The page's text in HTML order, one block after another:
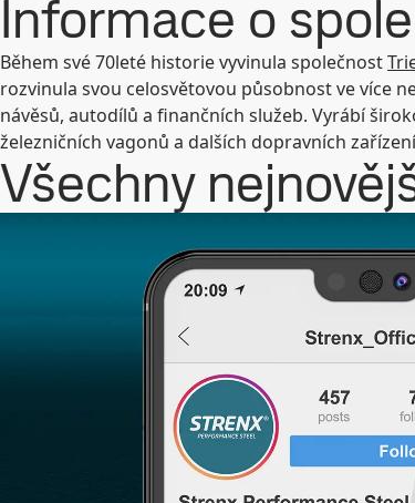
Informace o
Během své 70leté historie vyvinula společnost
rozvinula svou celosvětovou působnost ve více
návěsů, autodílů a finančních služeb. Vyrábí
železničních vagonů a dalších dopravních
Všechny